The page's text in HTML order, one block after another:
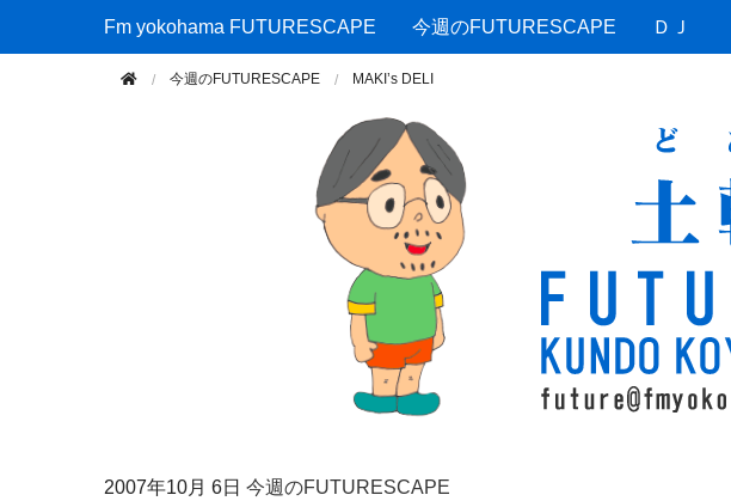
Fm yokohama FUTURESCAPE
Fm yokohama FUTURESCAPE 今週のFUTURESCAPE ＤＪ
今週のFUTURESCAPE MAKI’s DELI
2007年10月 6日 今週のFUTURESCAPE